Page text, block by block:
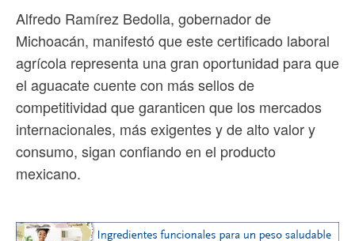
Alfredo Ramírez Bedolla, gobernador de
Michoacán, manifestó que este certificado laboral
agrícola representa una gran oportunidad para que
el aguacate cuente con más sellos de
competitividad que garanticen que los mercados
internacionales, más exigentes y de alto valor y
consumo, sigan confiando en el producto
mexicano.